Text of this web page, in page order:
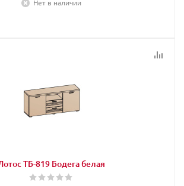
Нет в наличии
ТБ-819 Бодега белая